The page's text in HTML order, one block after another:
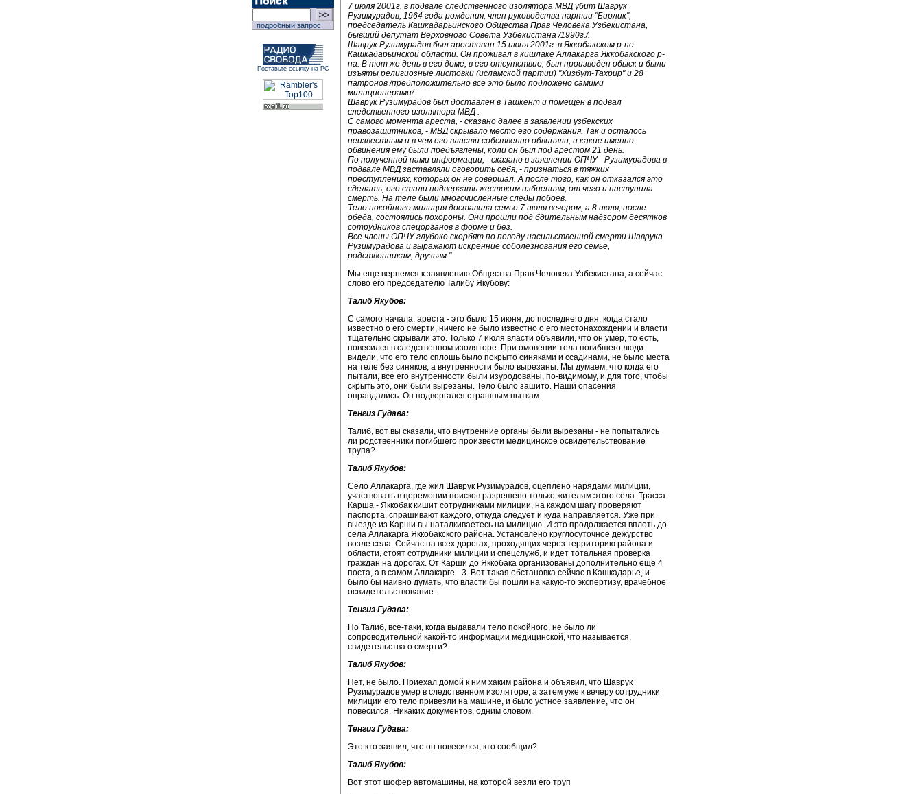
подробный запрос
Поставьте ссылку на РС
7 июля 2001г. в подвале следственного изолятора МВД убит Шаврук
Рузимурадов, 1964 года рождения, член руководства партии "Бирлик",
председатель Кашкадарьинского Общества Прав Человека Узбекистана,
бывший депутат Верховного Совета Узбекистана /1990г./.
Шаврук Рузимурадов был арестован 15 июня 2001г. в Яккобакском р-не
Кашкадарьинской области. Он проживал в кишлаке Аллакарга Яккобакского р-
на. В тот же день в его доме, в его отсутствие, был произведен обыск и были
изъяты религиозные листовки (исламской партии) "Хизбут-Тахрир" и 28
патронов /предположительно все это было подложено самими
милиционерами/.
Шаврук Рузимурадов был доставлен в Ташкент и помещён в подвал
следственного изолятора МВД .
С самого момента ареста, - сказано далее в заявлении узбекских
правозащитников, - МВД скрывало место его содержания. Так и осталось
неизвестным и в чем его власти собственно обвиняли, и какие именно
обвинения ему были предъявлены, коли он был под арестом 21 день.
По полученной нами информации, - сказано в заявлении ОПЧУ - Рузимурадова в
подвале МВД заставляли оговорить себя, - признаться в тяжких
преступлениях, которых он не совершал. А после того, как он отказался это
сделать, его стали подвергать жестоким избиениям, от чего и наступила
смерть. На теле были многочисленные следы побоев.
Тело покойного милиция доставила семье 7 июля вечером, а 8 июля, после
обеда, состоялись похороны. Они прошли под бдительным надзором десятков
сотрудников спецорганов в форме и без.
Все члены ОПЧУ глубоко скорбят по поводу насильственной смерти Шаврука
Рузимурадова и выражают искренние соболезнования его семье,
родственникам, друзьям."
Мы еще вернемся к заявлению Общества Прав Человека Узбекистана, а сейчас
слово его председателю Талибу Якубову:
Талиб Якубов:
С самого начала, ареста - это было 15 июня, до последнего дня, когда стало
известно о его смерти, ничего не было известно о его местонахождении и власти
тщательно скрывали это. Только 7 июля власти объявили, что он умер, то есть,
повесился в следственном изоляторе. При омовении тела погибшего люди
видели, что его тело сплошь было покрыто синяками и ссадинами, не было места
на теле без синяков, а внутренности было вырезаны. Мы думаем, что когда его
пытали, все его внутренности были изуродованы, по-видимому, и для того, чтобы
скрыть это, они были вырезаны. Тело было зашито. Наши опасения
оправдались. Он подвергался страшным пыткам.
Тенгиз Гудава:
Талиб, вот вы сказали, что внутренние органы были вырезаны - не попытались
ли родственники погибшего произвести медицинское освидетельствование
трупа?
Талиб Якубов:
Село Аллакарга, где жил Шаврук Рузимурадов, оцеплено нарядами милиции,
участвовать в церемонии поисков разрешено только жителям этого села. Трасса
Карша - Яккобак кишит сотрудниками милиции, на каждом шагу проверяют
паспорта, спрашивают каждого, откуда следует и куда направляется. Уже при
выезде из Карши вы наталкиваетесь на милицию. И это продолжается вплоть до
села Аллакарга Яккобакского района. Установлено круглосуточное дежурство
возле села. Сейчас на всех дорогах, проходящих через территорию района и
области, стоят сотрудники милиции и спецслужб, и идет тотальная проверка
граждан на дорогах. От Карши до Яккобака организованы дополнительно еще 4
поста, а в самом Аллакарге - 3. Вот такая обстановка сейчас в Кашкадарье, и
было бы наивно думать, что власти бы пошли на какую-то экспертизу, врачебное
освидетельствование.
Тенгиз Гудава:
Но Талиб, все-таки, когда выдавали тело покойного, не было ли
сопроводительной какой-то информации медицинской, что называется,
свидетельства о смерти?
Талиб Якубов:
Нет, не было. Приехал домой к ним хаким района и объявил, что Шаврук
Рузимурадов умер в следственном изоляторе, а затем уже к вечеру сотрудники
милиции его тело привезли на машине, и было устное заявление, что он
повесился. Никаких документов, одним словом.
Тенгиз Гудава:
Это кто заявил, что он повесился, кто сообщил?
Талиб Якубов:
Вот этот шофер автомашины, на которой везли его труп